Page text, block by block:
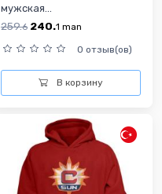
мужская...
259.6 240.1 man
0 отзыв(ов)
В корзину